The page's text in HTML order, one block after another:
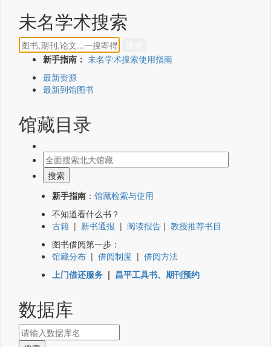
未名学术搜索
新手指南： 未名学术搜索使用指南
最新资源
最新到馆图书
馆藏目录
新手指南 ： 馆藏检索与使用
不知道看什么书？
古籍 | 新书通报 | 阅读报告 | 教授推荐书目
图书借阅第一步：
馆藏分布 | 借阅制度 | 借阅方法
上门借还服务 | 昌平工具书、期刊预约
数据库